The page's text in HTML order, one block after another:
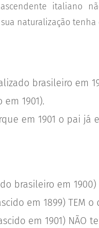
italiano
naturalização tenha
brasileiro em
1901).
em 1901 o pai
brasileiro em 1900)
em 1899) TEM
em 1901) NÃO